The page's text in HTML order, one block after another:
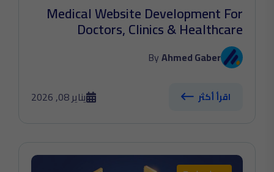
Medical Website Development For
Doctors, Clinics & Healthcare
Centers
ByAhmed Gaber
اقرأ أكثر يناير 08, 2026